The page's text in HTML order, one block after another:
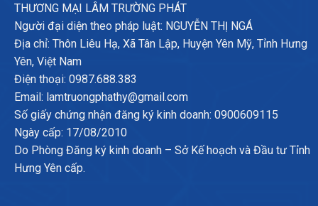
THƯƠNG MẠI LÂM TRƯỜNG PHÁT
Người đại diện theo pháp luật: NGUYỄN THỊ NGÁ
Địa chỉ: Thôn Liêu Hạ, Xã Tân Lập, Huyện Yên Mỹ, Tỉnh Hưng
Yên, Việt Nam
Điện thoại: 0987.688.383
Email: lamtruongphathy@gmail.com
Số giấy chứng nhận đăng ký kinh doanh: 0900609115
Ngày cấp: 17/08/2010
Do Phòng Đăng ký kinh doanh – Sở Kế hoạch và Đầu tư Tỉnh
Hưng Yên cấp.